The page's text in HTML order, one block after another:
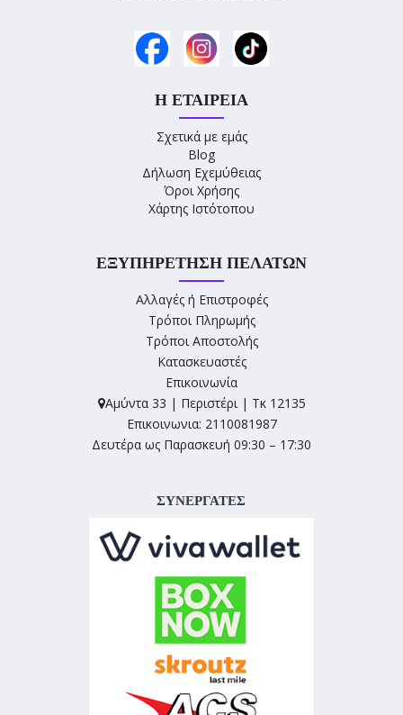
Η ΕΤΑΙΡΕΊΑ
Σχετικά με εμάς
Blog
Δήλωση Εχεμύθειας
Όροι Χρήσης
Χάρτης Ιστότοπου
ΕΞΥΠΗΡΈΤΗΣΗ ΠΕΛΑΤΏΝ
Αλλαγές ή Επιστροφές
Τρόποι Πληρωμής
Τρόποι Αποστολής
Κατασκευαστές
Επικοινωνία
Αμύντα 33 | Περιστέρι | Τκ 12135
Επικοινωνια: 2110081987
Δευτέρα ως Παρασκευή 09:30 – 17:30
ΣΥΝΕΡΓΑΤΕΣ